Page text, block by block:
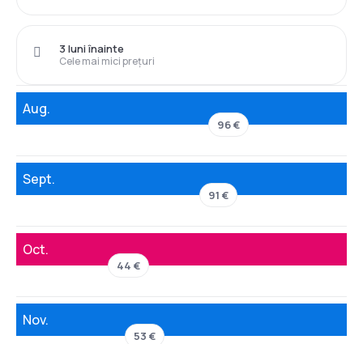
Cele mai mici prețuri
3 luni înainte
Aug.
96 €
Sept.
91 €
Oct.
44 €
Nov.
53 €